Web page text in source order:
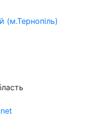
(м.Тернопіль)